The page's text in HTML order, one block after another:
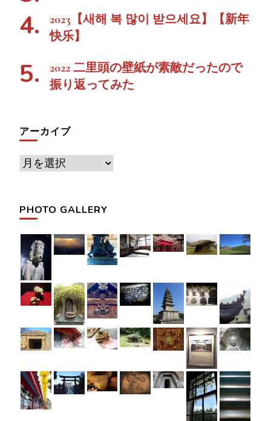
2023【새해 복 많이 받으세요】【新年
快乐】
2022 二里頭の壁紙が素敵だったので
振り返ってみた
アーカイブ
ア
イ
ブ
PHOTO GALLERY